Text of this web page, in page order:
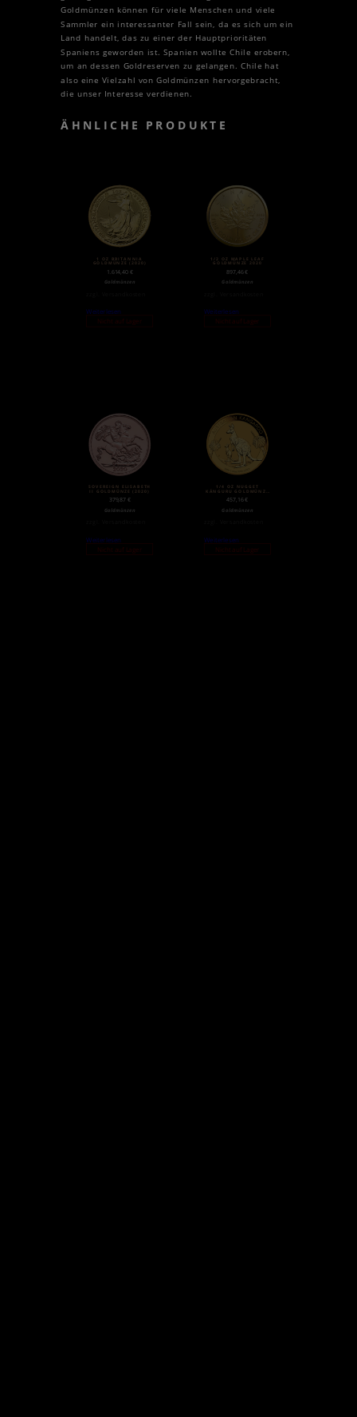
Goldmünzen können für viele Menschen und viele
Sammler ein interessanter Fall sein, da es sich um ein
Land handelt, das zu einer der Hauptprioritäten
Spaniens geworden ist. Spanien wollte Chile erobern,
um an dessen Goldreserven zu gelangen. Chile hat
also eine Vielzahl von Goldmünzen hervorgebracht,
die unser Interesse verdienen.
ÄHNLICHE PRODUKTE
1 OZ BRITANNIA
GOLDMÜNZE (2020)
1.614,40 €
Goldmünzen
Weiterlesen
Nicht auf Lager
1/2 OZ MAPLE LEAF
GOLDMÜNZE 2020
897,46€
Goldmünzen
Weiterlesen
Nicht auf Lager
SOVEREIGN ELISABETH
II GOLDMÜNZE (2020)
379,87 €
Goldmünzen
Weiterlesen
Nicht auf Lager
1/4 OZ NUGGET
KÄNGURU GOLDMÜNZE
457,16€
Goldmünzen
Weiterlesen
Nicht auf Lager